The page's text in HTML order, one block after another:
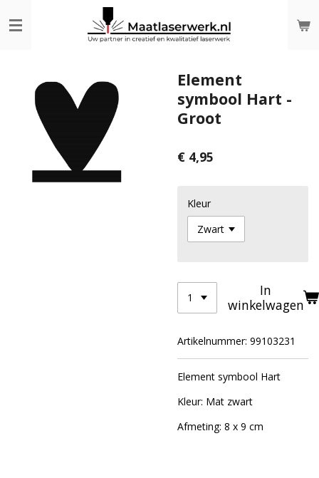
direct
Element
symbool Hart -
Groot
€ 4,95
Kleur
In
winkelwagen
Artikelnummer: 99103231
Element symbool Hart
Kleur: Mat zwart
Afmeting: 8 x 9 cm